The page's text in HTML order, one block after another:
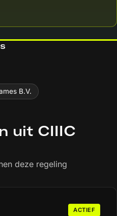
B.V.
uit CIIIC
deze regeling
ACTIEF